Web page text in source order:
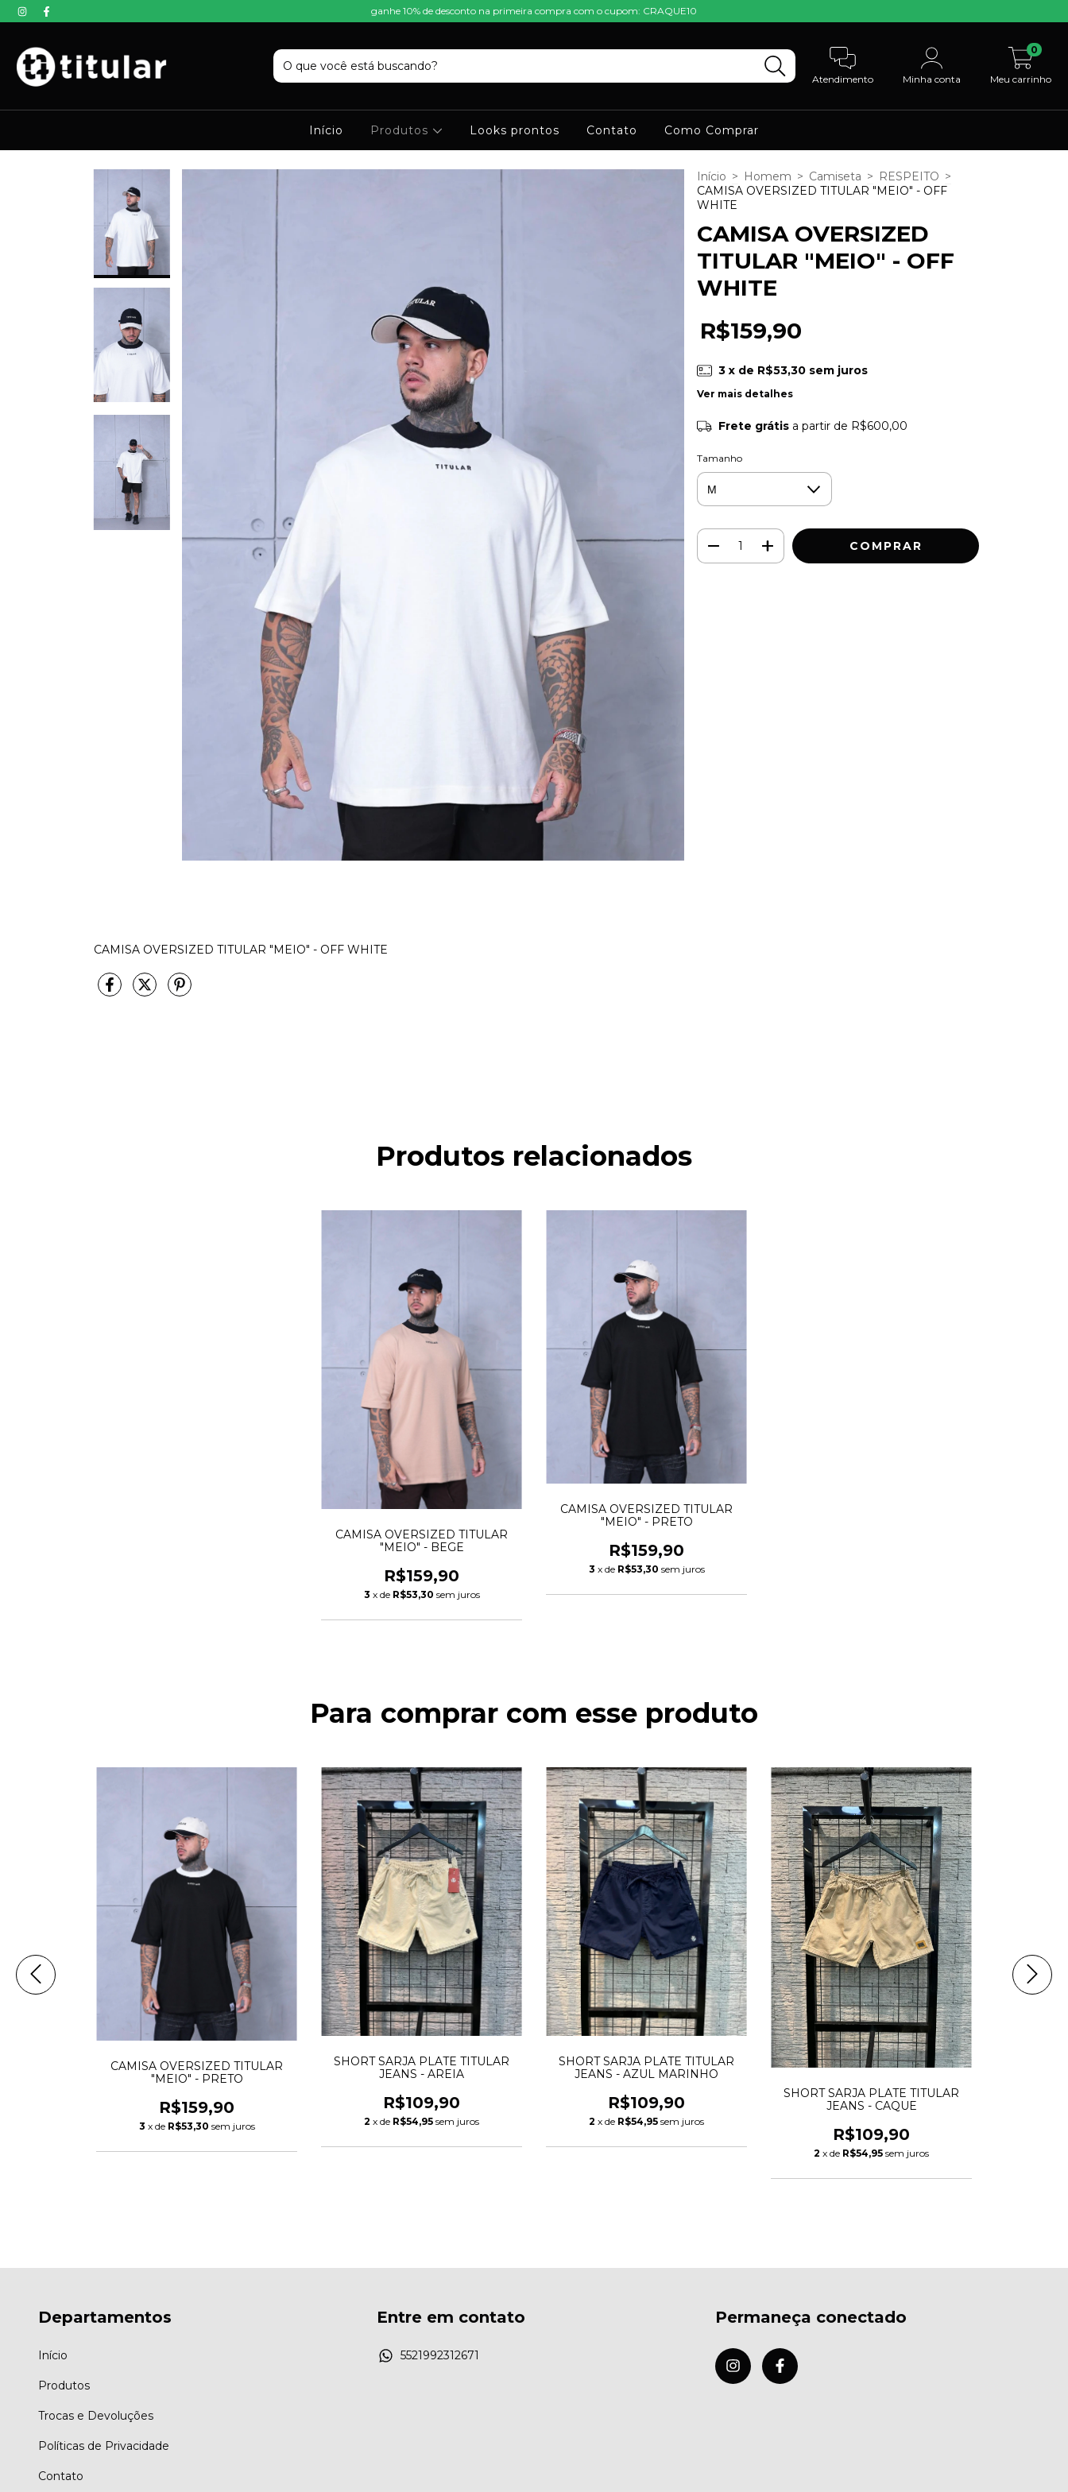
ganhe 10% de desconto na primeira compra com o cupom: CRAQUE10
Atendimento Minha conta Meu carrinho
0
Início Produtos Looks prontos Contato Como Comprar
CAMISA OVERSIZED TITULAR "MEIO" - OFF WHITE
Início > Homem > Camiseta > RESPEITO >
CAMISA OVERSIZED TITULAR "MEIO" - OFF
WHITE
CAMISA OVERSIZED
TITULAR "MEIO" - OFF
WHITE
R$159,90
3 x de R$53,30 sem juros
Ver mais detalhes
Frete grátis a partir de R$600,00
Tamanho
Produtos relacionados
CAMISA OVERSIZED TITULAR
"MEIO" - BEGE
R$159,90
3 x de R$53,30 sem juros
CAMISA OVERSIZED TITULAR
"MEIO" - PRETO
R$159,90
3 x de R$53,30 sem juros
Para comprar com esse produto
CAMISA OVERSIZED TITULAR
"MEIO" - PRETO
R$159,90
3 x de R$53,30 sem juros
SHORT SARJA PLATE TITULAR
JEANS - AREIA
R$109,90
2 x de R$54,95 sem juros
SHORT SARJA PLATE TITULAR
JEANS - AZUL MARINHO
R$109,90
2 x de R$54,95 sem juros
SHORT SARJA PLATE TITULAR
JEANS - CAQUE
R$109,90
2 x de R$54,95 sem juros
Departamentos
Início
Produtos
Trocas e Devoluções
Políticas de Privacidade
Contato
Entre em contato
5521992312671
Permaneça conectado